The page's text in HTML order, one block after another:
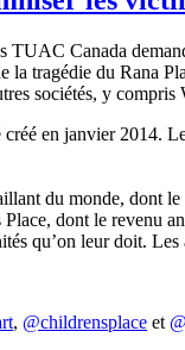
Canada
la tragédie du Rana
sociétés, y
créé en janvier 2014.
du monde, dont
dont le revenu
qu’on leur doit.
, @childrensplace et